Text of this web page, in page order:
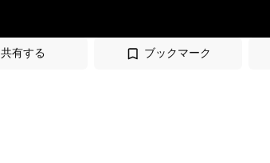
共有する ブックマーク